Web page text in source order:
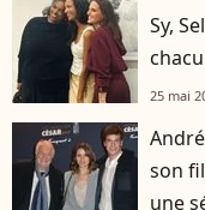
Sy,
25 mai
son
une